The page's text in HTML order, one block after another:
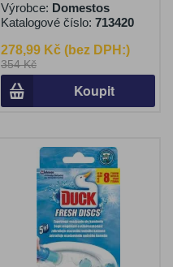
Výrobce: Domestos
Katalogové číslo: 713420
278,99 Kč (bez DPH:)
354 Kč
Koupit